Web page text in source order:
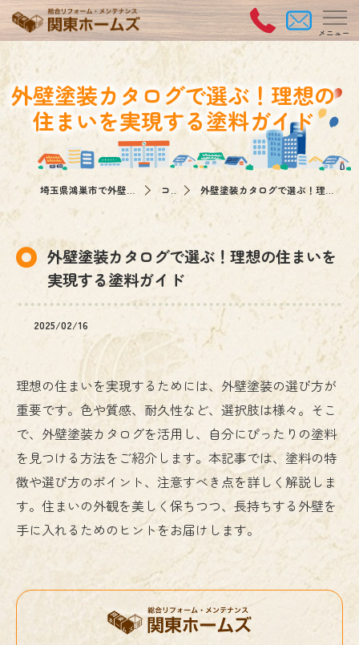
外壁塗装カタログで選ぶ！理想の
住まいを実現する塗料ガイド
コラム 外壁塗装カタログで選ぶ！理想の住まいを実現する塗料ガイド
外壁塗装カタログで選ぶ！理想の住まいを
実現する塗料ガイド
2025/02/16
理想の住まいを実現するためには、外壁塗装の選び方が
重要です。色や質感、耐久性など、選択肢は様々。そこ
で、外壁塗装カタログを活用し、自分にぴったりの塗料
を見つける方法をご紹介します。本記事では、塗料の特
徴や選び方のポイント、注意すべき点を詳しく解説しま
す。住まいの外観を美しく保ちつつ、長持ちする外壁を
手に入れるためのヒントをお届けします。